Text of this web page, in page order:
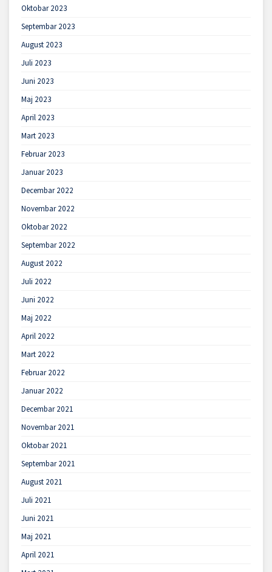
Oktobar 2023
Septembar 2023
August 2023
Juli 2023
Juni 2023
Maj 2023
April 2023
Mart 2023
Februar 2023
Januar 2023
Decembar 2022
Novembar 2022
Oktobar 2022
Septembar 2022
August 2022
Juli 2022
Juni 2022
Maj 2022
April 2022
Mart 2022
Februar 2022
Januar 2022
Decembar 2021
Novembar 2021
Oktobar 2021
Septembar 2021
August 2021
Juli 2021
Juni 2021
Maj 2021
April 2021